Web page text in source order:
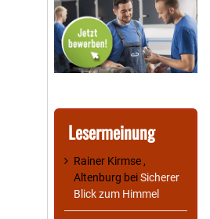
Lesermeinung
Rainer Kirmse ,
Altenburg beiSicherer
Blick zum Himmel